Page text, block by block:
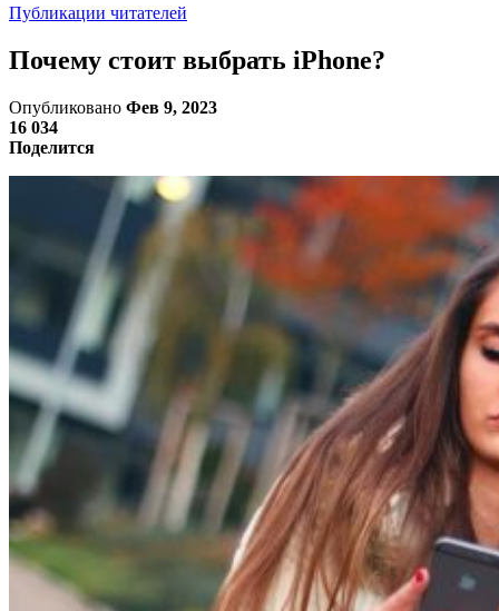
Публикации читателей
Почему стоит выбрать iPhone?
Опубликовано Фев 9, 2023
16 034
Поделится